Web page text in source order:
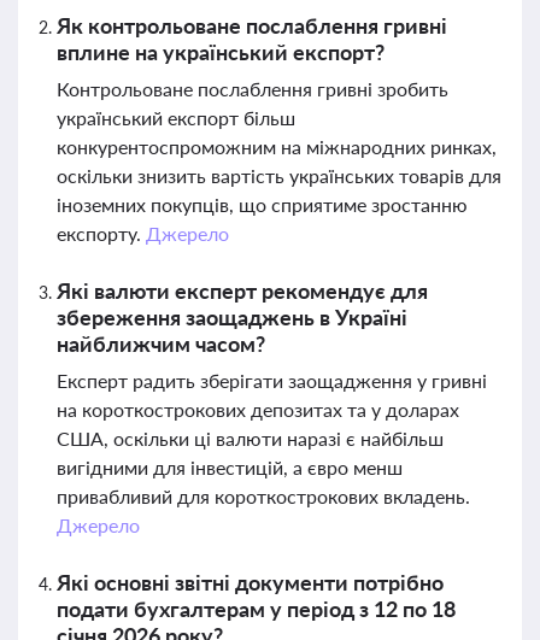
Як контрольоване послаблення гривні
вплине на український експорт?
Контрольоване послаблення гривні зробить
український експорт більш
конкурентоспроможним на міжнародних ринках,
оскільки знизить вартість українських товарів для
іноземних покупців, що сприятиме зростанню
експорту. Джерело
Які валюти експерт рекомендує для
збереження заощаджень в Україні
найближчим часом?
Експерт радить зберігати заощадження у гривні
на короткострокових депозитах та у доларах
США, оскільки ці валюти наразі є найбільш
вигідними для інвестицій, а євро менш
привабливий для короткострокових вкладень.
Джерело
Які основні звітні документи потрібно
подати бухгалтерам у період з 12 по 18